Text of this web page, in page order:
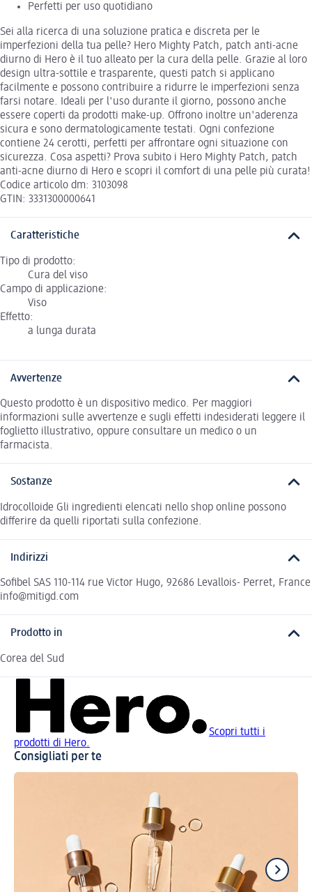
Perfetti per uso quotidiano
Sei alla ricerca di una soluzione pratica e discreta per le
imperfezioni della tua pelle? Hero Mighty Patch, patch anti-acne
diurno di Hero è il tuo alleato per la cura della pelle. Grazie al loro
design ultra-sottile e trasparente, questi patch si applicano
facilmente e possono contribuire a ridurre le imperfezioni senza
farsi notare. Ideali per l'uso durante il giorno, possono anche
essere coperti da prodotti make-up. Offrono inoltre un'aderenza
sicura e sono dermatologicamente testati. Ogni confezione
contiene 24 cerotti, perfetti per affrontare ogni situazione con
sicurezza. Cosa aspetti? Prova subito i Hero Mighty Patch, patch
anti-acne diurno di Hero e scopri il comfort di una pelle più curata!
Codice articolo dm: 3103098
GTIN: 3331300000641
Caratteristiche
Tipo di prodotto:
Cura del viso
Campo di applicazione:
Viso
Effetto:
a lunga durata
Avvertenze
Questo prodotto è un dispositivo medico. Per maggiori
informazioni sulle avvertenze e sugli effetti indesiderati leggere il
foglietto illustrativo, oppure consultare un medico o un
farmacista.
Sostanze
Idrocolloide Gli ingredienti elencati nello shop online possono
differire da quelli riportati sulla confezione.
Indirizzi
Sofibel SAS 110-114 rue Victor Hugo, 92686 Levallois- Perret, France
info@mitigd.com
Prodotto in
Corea del Sud
Scopri tutti i
prodotti di Hero.
Consigliati per te